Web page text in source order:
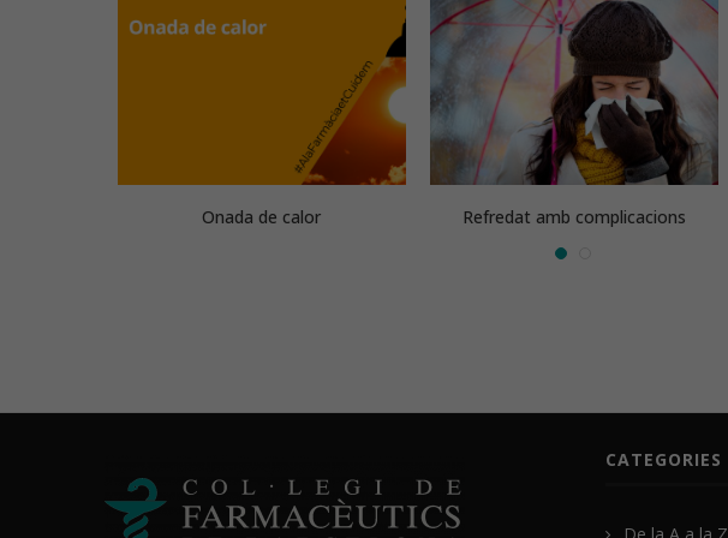
Onada de calor Refredat amb complicacions
CATEGORIES